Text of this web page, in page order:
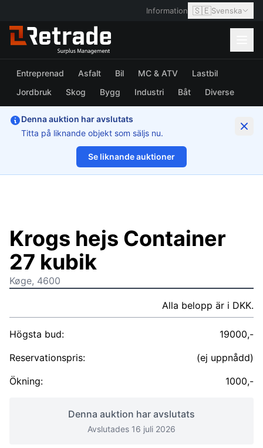
Information 🇸🇪Svenska
Entreprenad Asfalt Bil MC & ATV
Lastbil
Jordbruk
Skog Bygg Industri Båt Diverse
Denna auktion har avslutats
Titta på liknande objekt som säljs nu.
Se liknande auktioner
1/9
Krogs hejs Container
27 kubik
Køge, 4600
Alla belopp är i DKK.
Högsta bud:
19000,-
Reservationspris:
(ej uppnådd)
Ökning:
1000,-
Denna auktion har avslutats
Avslutades 16 juli 2026